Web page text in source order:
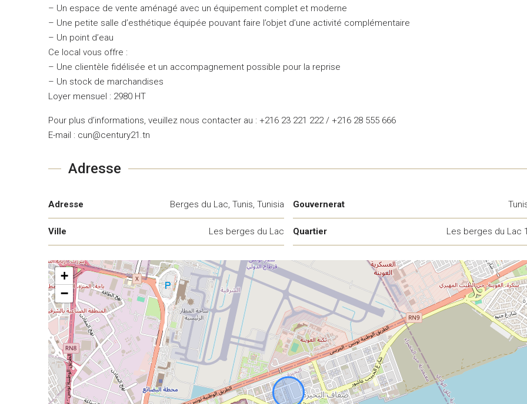
– Un espace de vente aménagé avec un équipement complet et moderne
– Une petite salle d’esthétique équipée pouvant faire l’objet d’une activité complémentaire
– Un point d’eau
Ce local vous offre :
– Une clientèle fidélisée et un accompagnement possible pour la reprise
– Un stock de marchandises
Loyer mensuel : 2980 HT
Pour plus d’informations, veuillez nous contacter au : +216 23 221 222 / +216 28 555 666
E-mail : cun@century21.tn
Adresse
Adresse Berges du Lac, Tunis, Tunisia
Ville Les berges du Lac
Gouvernerat
Quartier Les berges du Lac
+
−